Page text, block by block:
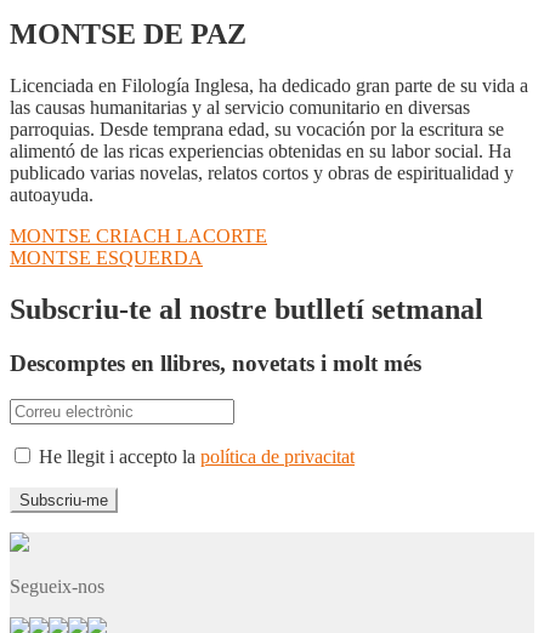
MONTSE DE PAZ
Licenciada en Filología Inglesa, ha dedicado gran parte de su vida a
las causas humanitarias y al servicio comunitario en diversas
parroquias. Desde temprana edad, su vocación por la escritura se
alimentó de las ricas experiencias obtenidas en su labor social. Ha
publicado varias novelas, relatos cortos y obras de espiritualidad y
autoayuda.
Navegació
d'entrades
Entrada
anterior:
MONTSE CRIACH LACORTE
Pròxima
MONTSE ESQUERDA
Subscriu-te al nostre butlletí setmanal
Descomptes en llibres, novetats i molt més
He llegit i accepto la política de privacitat
Segueix-nos